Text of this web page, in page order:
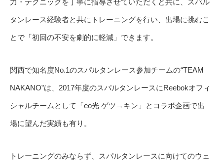
力・テクニックを丁寧に指導させていただくと共に、スパル
タンレース経験者と共にトレーニングを行い、出場に挑むこ
とで「初回の不安を劇的に軽減」できます。
関西で知名度No.1のスパルタンレース参加チームの“TEAM
NAKANO”は、2017年度のスパルタンレースにReebokオフィ
シャルチームとして「eo光 ゲツ→キン」とコラボ企画で出
場に望んだ実績も有り。
トレーニングのみならず、スパルタンレースに向けてのウェ